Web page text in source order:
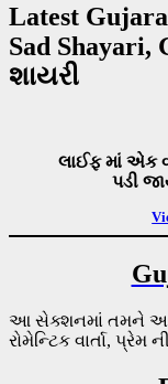
Latest
Sad Shayari,
શાયરી
લાઈફ માં એક
પડી
આ સેક્શનમાં તમને
રોમેન્ટિક વાર્તા, પ્રેમ